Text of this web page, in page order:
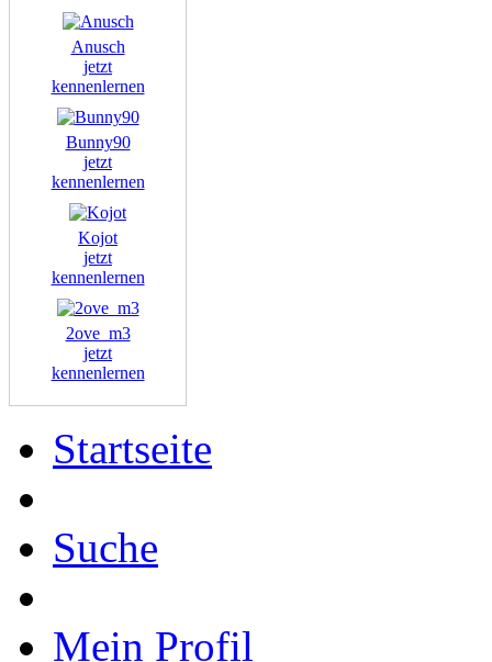
Anusch
jetzt
kennenlernen
Bunny90
jetzt
kennenlernen
Kojot
jetzt
kennenlernen
2ove_m3
jetzt
kennenlernen
Startseite
Suche
Mein Profil